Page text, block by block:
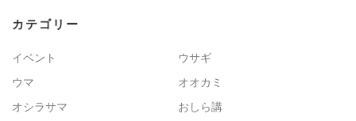
カテゴリー
イベント
ウサギ
ウマ
オオカミ
オシラサマ
おしら講